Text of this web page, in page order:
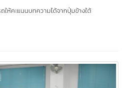
ให้คะแนนบทความได้จากปุ่มข้างใต้